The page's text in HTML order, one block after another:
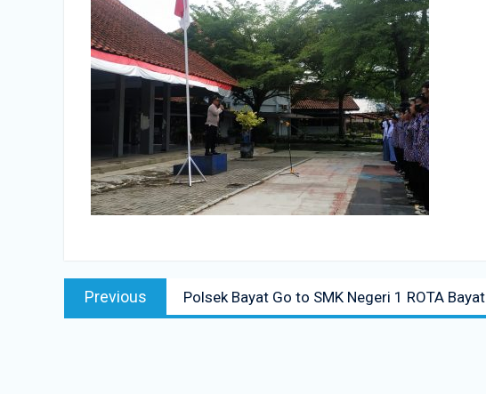
Navigasi
posPrevious
post:
Polsek Bayat Go to SMK Negeri 1 ROTA Bayat